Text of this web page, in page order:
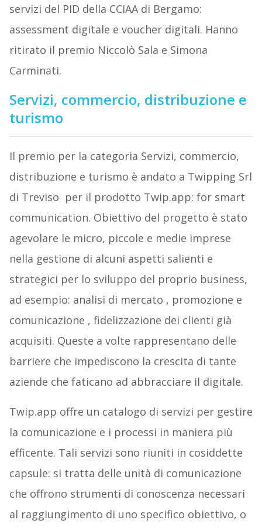
servizi del PID della CCIAA di Bergamo:
assessment digitale e voucher digitali. Hanno
ritirato il premio Niccolò Sala e Simona
Carminati.
Servizi, commercio, distribuzione e
turismo
Il premio per la categoria Servizi, commercio,
distribuzione e turismo è andato a Twipping Srl
di Treviso per il prodotto Twip.app: for smart
communication. Obiettivo del progetto è stato
agevolare le micro, piccole e medie imprese
nella gestione di alcuni aspetti salienti e
strategici per lo sviluppo del proprio business,
ad esempio: analisi di mercato , promozione e
comunicazione , fidelizzazione dei clienti già
acquisiti. Queste a volte rappresentano delle
barriere che impediscono la crescita di tante
aziende che faticano ad abbracciare il digitale.
Twip.app offre un catalogo di servizi per gestire
la comunicazione e i processi in maniera più
efficente. Tali servizi sono riuniti in cosiddette
capsule: si tratta delle unità di comunicazione
che offrono strumenti di conoscenza necessari
al raggiungimento di uno specifico obiettivo, o